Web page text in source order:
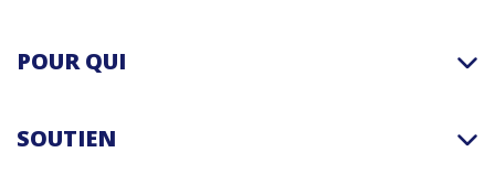
POUR QUI
SOUTIEN